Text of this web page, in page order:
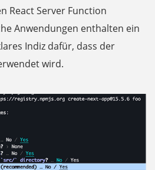
React Server Function
Anwendungen enthalten ein
Indiz dafür, dass der
wird.